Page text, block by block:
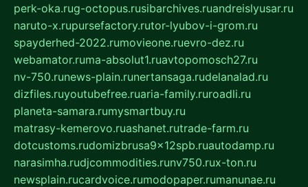
perk-oka.rug-octopus.rusibarchives.ruandreislyusar.ru
naruto-x.rupursefactory.rutor-lyubov-i-grom.ru
spayderhed-2022.rumovieone.ruevro-dez.ru
webamator.ruma-absolut1.ruavtopomosch27.ru
nv-750.runews-plain.runertansaga.rudelanalad.ru
dizfiles.ruyoutubefree.ruaria-family.ruroadli.ru
planeta-samara.rumysmartbuy.ru
matrasy-kemerovo.ruashanet.rutrade-farm.ru
dotcustoms.rudomizbrusa9x12spb.ruautodamp.ru
narasimha.rudjcommodities.runv750.rux-ton.ru
newsplain.rucardvoice.rumodopaper.rumanunae.ru